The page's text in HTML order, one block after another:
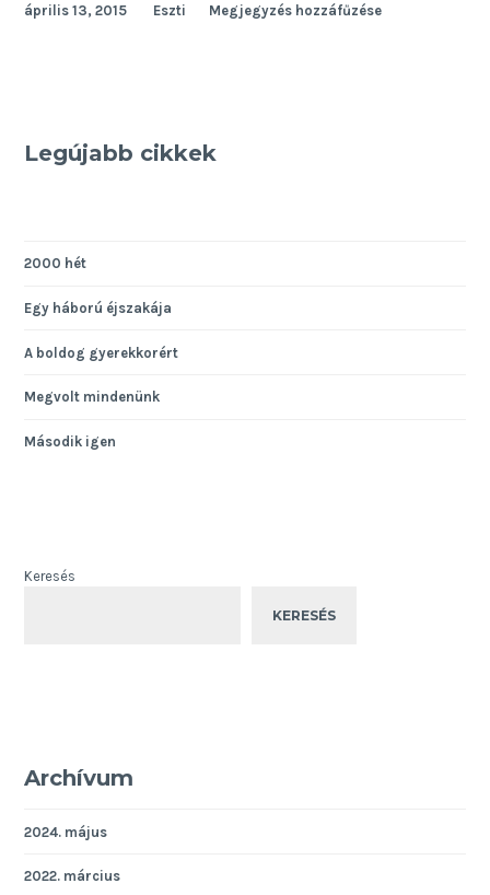
április 13, 2015 Eszti Megjegyzés hozzáfűzése
Legújabb cikkek
2000 hét
Egy háború éjszakája
A boldog gyerekkorért
Megvolt mindenünk
Második igen
Keresés
KERESÉS
Archívum
2024. május
2022. március